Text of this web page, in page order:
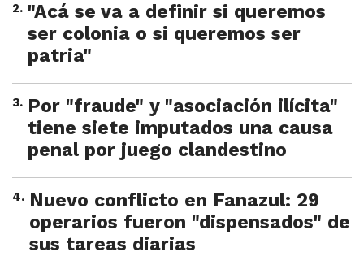
2. "Acá se va a definir si queremos
ser colonia o si queremos ser
patria"
3. Por "fraude" y "asociación ilícita"
tiene siete imputados una causa
penal por juego clandestino
4. Nuevo conflicto en Fanazul: 29
operarios fueron "dispensados" de
sus tareas diarias